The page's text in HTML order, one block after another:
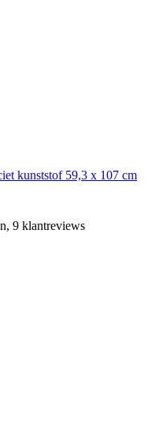
kunststof 59,3 x 107 cm
9 klantreviews